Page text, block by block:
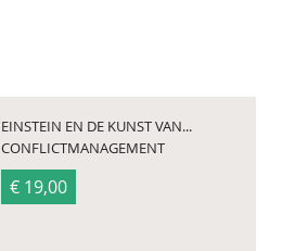
EINSTEIN EN DE KUNST VAN...
CONFLICTMANAGEMENT
€ 19,00